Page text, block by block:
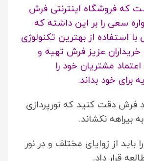
که فروشگاه اینترنتی فرش
سعی را بر این داشته که
استفاده از بهترین تکنولوژی
خریداران عزیز فرش تهیه و
مشتریان خود را
برای خود بداند.
فرش دقت کنید که نورپردازی
بیراهه نکشاند.
از زوایای مختلف و در نور
قرار داد.